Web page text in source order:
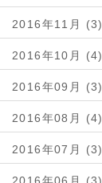
2016年11月 (3)
2016年10月 (4)
2016年09月 (3)
2016年08月 (4)
2016年07月 (3)